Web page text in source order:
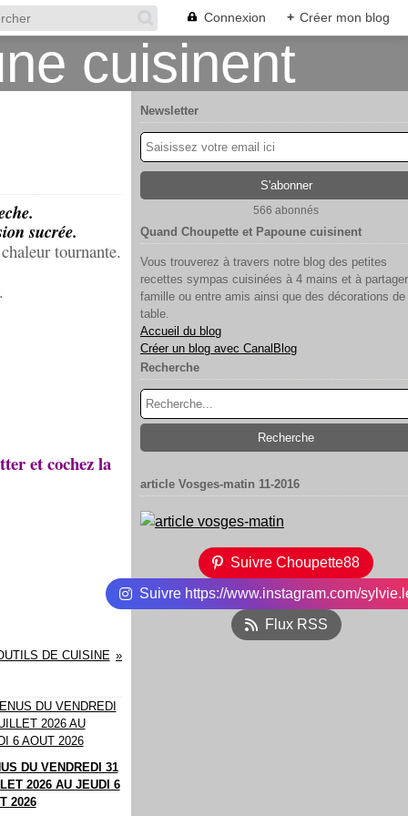
Connexion + Créer mon blog
sucrée.
tournante.
et cochez la
DE CUISINE
DU VENDREDI 31
2026 AU JEUDI 6
2026
Newsletter
566 abonnés
Quand Choupette et Papoune cuisinent
Vous trouverez à travers notre blog des petites
recettes sympas cuisinées à 4 mains et à
famille ou entre amis ainsi que des décorations de
table.
Accueil du blog
Créer un blog avec CanalBlog
Recherche
article Vosges-matin 11-2016
Suivre Choupette88
Suivre https://www.instagram.com/
Flux RSS